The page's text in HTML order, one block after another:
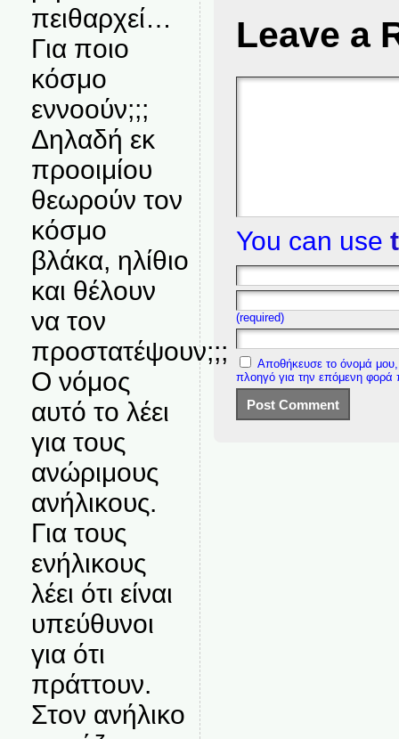
πειθαρχεί…
Για ποιο
κόσμο
εννοούν;;;
Δηλαδή εκ
προοιμίου
θεωρούν τον
κόσμο
βλάκα, ηλίθιο
και θέλουν
να τον
προστατέψουν;;;
Ο νόμος
αυτό το λέει
για τους
ανώριμους
ανήλικους.
Για τους
ενήλικους
λέει ότι είναι
υπεύθυνοι
για ότι
πράττουν.
Στον ανήλικο
Leave a
You can use
(required)
Αποθήκευσε το όνομά μου,
πλοηγό για την επόμενη